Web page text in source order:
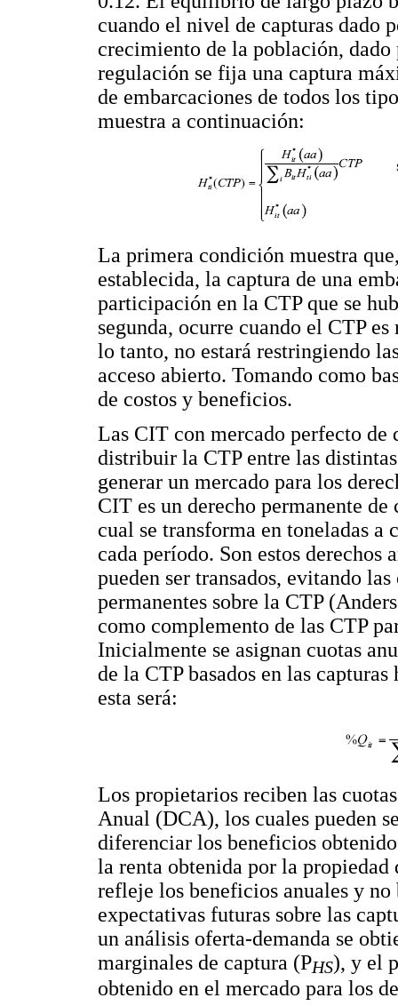
cuando el nivel de capturas dado
crecimiento de la población,
regulación se fija una captura
de embarcaciones de todos los
muestra a continuación:
La primera condición muestra
establecida, la captura de una
participación en la CTP que se
segunda, ocurre cuando el CTP
lo tanto, no estará restringiendo
acceso abierto. Tomando como
de costos y beneficios.
Las CIT con mercado perfecto de
distribuir la CTP entre las
generar un mercado para los
CIT es un derecho permanente
cual se transforma en toneladas a
cada período. Son estos derechos
pueden ser transados, evitando
permanentes sobre la CTP
como complemento de las CTP
Inicialmente se asignan cuotas
de la CTP basados en las
esta será:
Los propietarios reciben las
Anual (DCA), los cuales pueden
diferenciar los beneficios
la renta obtenida por la
refleje los beneficios anuales y
expectativas futuras sobre las
un análisis oferta-demanda se
marginales de captura (PHS), y el
obtenido en el mercado para los